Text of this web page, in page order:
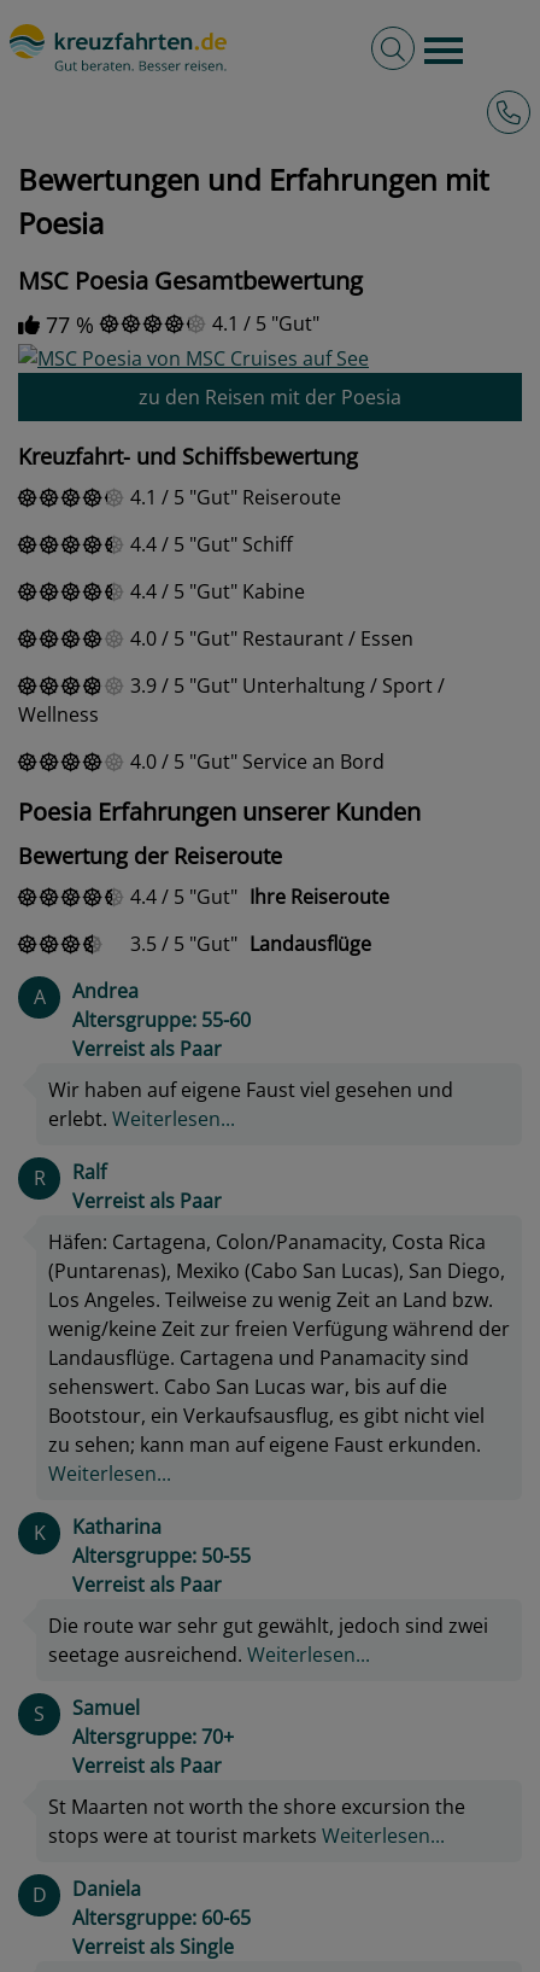
Burger
Volltextsuche
Bewertungen und Erfahrungen mit
Poesia
MSC Poesia Gesamtbewertung
77 % 4.1 / 5 Gut
zu den Reisen mit der Poesia
Kreuzfahrt- und Schiffsbewertung
4.1 / 5 Gut Reiseroute
4.4/ 5 Gut Schiff
4.4/ 5 Gut Kabine
4.0/ 5 Gut Restaurant / Essen
3.9/ 5 Gut Unterhaltung / Sport /
Wellness
4.0/ 5 Gut Service an Bord
Poesia Erfahrungen unserer Kunden
Bewertung der Reiseroute
4.4/ 5 Gut
Ihre Reiseroute
3.5/ 5 Gut
Landausflüge
A
Andrea
Altersgruppe: 55-60
Verreist als Paar
Wir haben auf eigene Faust viel gesehen und
erlebt. Weiterlesen...
R
Ralf
Verreist als Paar
Häfen: Cartagena, Colon/Panamacity, Costa Rica
(Puntarenas), Mexiko (Cabo San Lucas), San Diego,
Los Angeles. Teilweise zu wenig Zeit an Land bzw.
wenig/keine Zeit zur freien Verfügung während der
Landausflüge. Cartagena und Panamacity sind
sehenswert. Cabo San Lucas war, bis auf die
Bootstour, ein Verkaufsausflug, es gibt nicht viel
zu sehen; kann man auf eigene Faust erkunden.
Weiterlesen...
K
Katharina
Altersgruppe: 50-55
Verreist als Paar
Die route war sehr gut gewählt, jedoch sind zwei
seetage ausreichend. Weiterlesen...
S
Samuel
Altersgruppe: 70+
Verreist als Paar
St Maarten not worth the shore excursion the
stops were at tourist markets Weiterlesen...
D
Daniela
Altersgruppe: 60-65
Verreist als Single